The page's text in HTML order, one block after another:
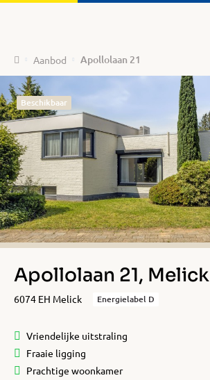
HomeAanbod Apollolaan 21
Beschikbaar
Apollolaan 21, Melick
6074 EH Melick Energielabel D
Vriendelijke uitstraling
Fraaie ligging
Prachtige woonkamer